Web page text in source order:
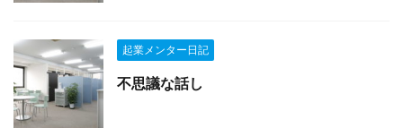
起業メンター日記
不思議な話し